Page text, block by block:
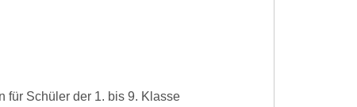
für Schüler der 1. bis 9. Klasse